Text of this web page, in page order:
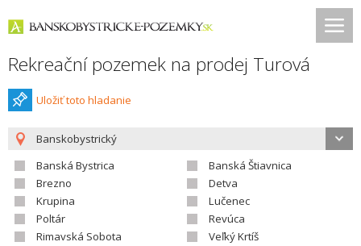
Rekreační pozemek na prodej Turová
Uložiť toto hladanie
Banskobystrický
Banská Bystrica
Banská Štiavnica
Brezno
Detva
Krupina
Lučenec
Poltár
Revúca
Rimavská Sobota
Veľký Krtíš